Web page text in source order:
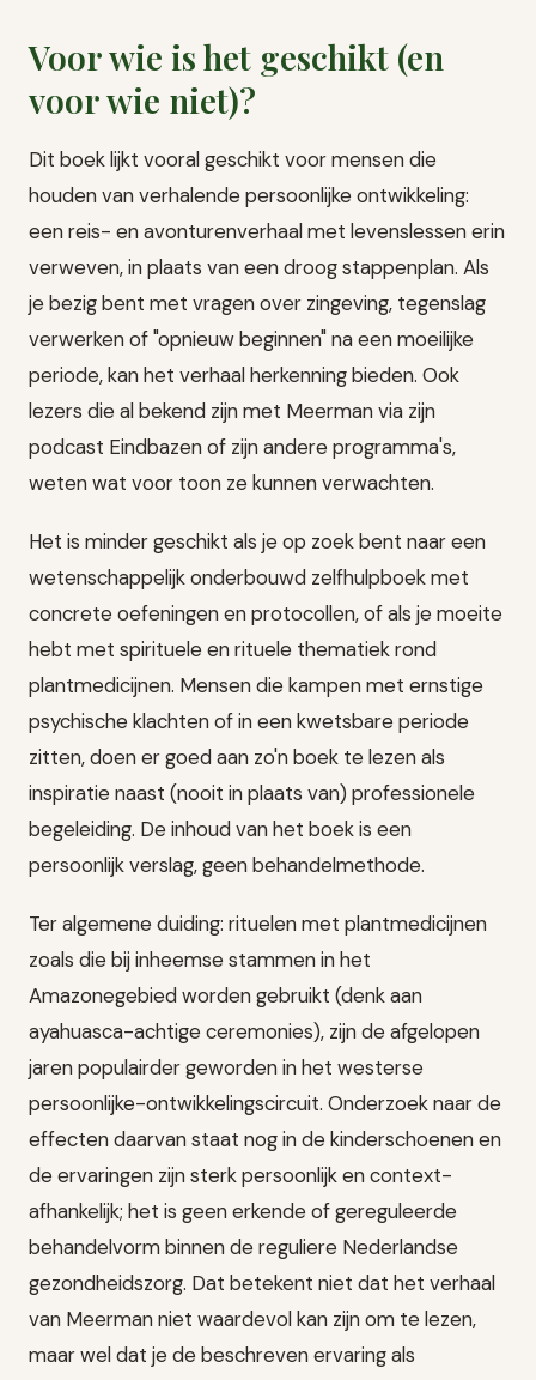
Voor wie is het geschikt (en
voor wie niet)?
Dit boek lijkt vooral geschikt voor mensen die
houden van verhalende persoonlijke ontwikkeling:
een reis- en avonturenverhaal met levenslessen erin
verweven, in plaats van een droog stappenplan. Als
je bezig bent met vragen over zingeving, tegenslag
verwerken of "opnieuw beginnen" na een moeilijke
periode, kan het verhaal herkenning bieden. Ook
lezers die al bekend zijn met Meerman via zijn
podcast Eindbazen of zijn andere programma's,
weten wat voor toon ze kunnen verwachten.
Het is minder geschikt als je op zoek bent naar een
wetenschappelijk onderbouwd zelfhulpboek met
concrete oefeningen en protocollen, of als je moeite
hebt met spirituele en rituele thematiek rond
plantmedicijnen. Mensen die kampen met ernstige
psychische klachten of in een kwetsbare periode
zitten, doen er goed aan zo'n boek te lezen als
inspiratie naast (nooit in plaats van) professionele
begeleiding. De inhoud van het boek is een
persoonlijk verslag, geen behandelmethode.
Ter algemene duiding: rituelen met plantmedicijnen
zoals die bij inheemse stammen in het
Amazonegebied worden gebruikt (denk aan
ayahuasca-achtige ceremonies), zijn de afgelopen
jaren populairder geworden in het westerse
persoonlijke-ontwikkelingscircuit. Onderzoek naar de
effecten daarvan staat nog in de kinderschoenen en
de ervaringen zijn sterk persoonlijk en context-
afhankelijk; het is geen erkende of gereguleerde
behandelvorm binnen de reguliere Nederlandse
gezondheidszorg. Dat betekent niet dat het verhaal
van Meerman niet waardevol kan zijn om te lezen,
maar wel dat je de beschreven ervaring als